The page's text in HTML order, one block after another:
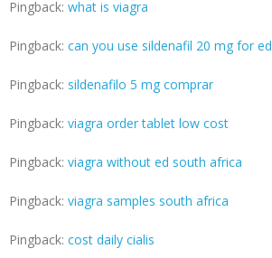
Pingback: what is viagra
Pingback: can you use sildenafil 20 mg for ed
Pingback: sildenafilo 5 mg comprar
Pingback: viagra order tablet low cost
Pingback: viagra without ed south africa
Pingback: viagra samples south africa
Pingback: cost daily cialis